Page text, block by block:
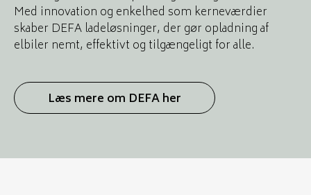
Med innovation og enkelhed som kerneværdier
skaber DEFA ladeløsninger, der gør opladning af
elbiler nemt, effektivt og tilgængeligt for alle.
Læs mere om DEFA her